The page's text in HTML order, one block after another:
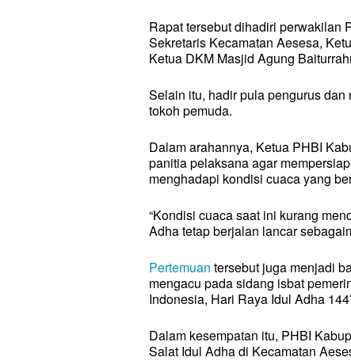
Rapat tersebut dihadiri perwakilan
Sekretaris Kecamatan Aesesa,
Ketua DKM Masjid Agung
Selain itu, hadir pula pengurus
tokoh pemuda.
Dalam arahannya, Ketua PHBI
panitia pelaksana agar
menghadapi kondisi cuaca yang
“Kondisi cuaca saat ini kurang
Adha tetap berjalan lancar
Pertemuan tersebut juga menjadi
mengacu pada sidang isbat
Indonesia, Hari Raya Idul Adha
Dalam kesempatan itu, PHBI
Salat Idul Adha di Kecamatan